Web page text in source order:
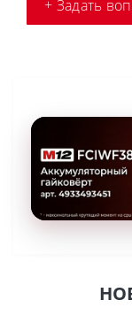
+ Задать